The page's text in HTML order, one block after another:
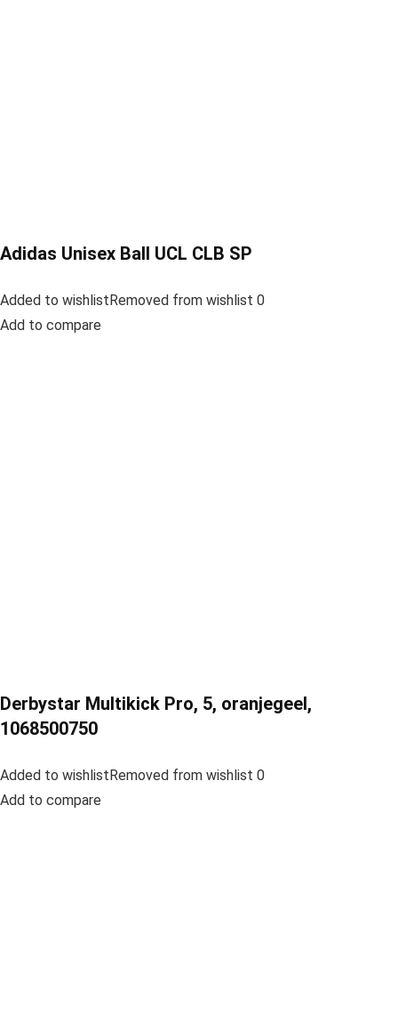
Adidas Unisex Ball UCL CLB SP
Added to wishlistRemoved from wishlist 0
Add to compare
Derbystar Multikick Pro, 5, oranjegeel,
1068500750
Added to wishlistRemoved from wishlist 0
Add to compare